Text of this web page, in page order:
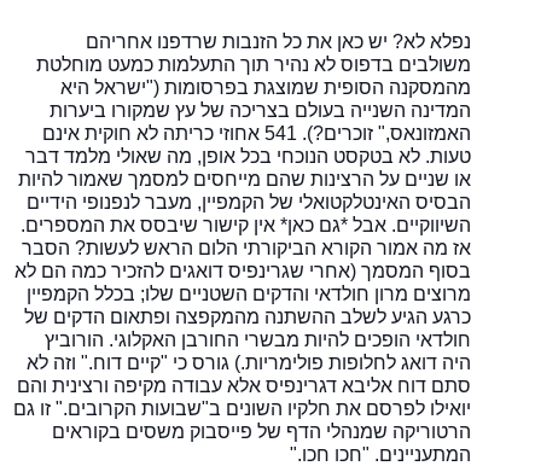
נפלא לא? יש כאן את כל הזנבות שרדפנו אחריהם
משולבים בדפוס לא נהיר תוך התעלמות כמעט מוחלטת
מהמסקנה הסופית שמוצגת בפרסומות ("ישראל היא
המדינה השנייה בעולם בצריכה של עץ שמקורו ביערות
האמזונאס," זוכרים?). 541 אחוזי כריתה לא חוקית אינם
טעות. לא בטקסט הנוכחי בכל אופן, מה שאולי מלמד דבר
או שניים על הרצינות שהם מייחסים למסמך שאמור להיות
הבסיס האינטלקטואלי של הקמפיין, מעבר לנפנופי הידיים
השיווקיים. אבל *גם כאן* אין קישור שיבסס את המספרים.
אז מה אמור הקורא הביקורתי הלום הראש לעשות? הסבר
בסוף המסמך (אחרי שגרינפיס דואגים להזכיר כמה הם לא
מרוצים מרון חולדאי והדקים השטניים שלו; בכלל הקמפיין
כרגע הגיע לשלב ההשתנה מהמקפצה ופתאום הדקים של
חולדאי הופכים להיות מבשרי החורבן האקלוגי. הורוביץ
היה דואג לחלופות פולימריות.) גורס כי "קיים דוח." וזה לא
סתם דוח אליבא דגרינפיס אלא עבודה מקיפה ורצינית והם
יואילו לפרסם את חלקיו השונים ב"שבועות הקרובים." זו גם
הרטוריקה שמנהלי הדף של פייסבוק משסים בקוראים
המתעניינים. "חכו חכו."